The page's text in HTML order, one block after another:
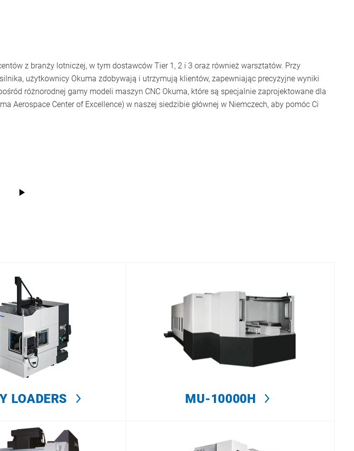
z branży lotniczej, w tym dostawców Tier 1, 2 i 3 oraz również warsztatów. Przy
użytkownicy Okuma zdobywają i utrzymują klientów, zapewniając precyzyjne wyniki
różnorodnej gamy modeli maszyn CNC Okuma, które są specjalnie zaprojektowane dla
Aerospace Center of Excellence) w naszej siedzibie głównej w Niemczech, aby pomóc Ci
LOADERS MU-10000H